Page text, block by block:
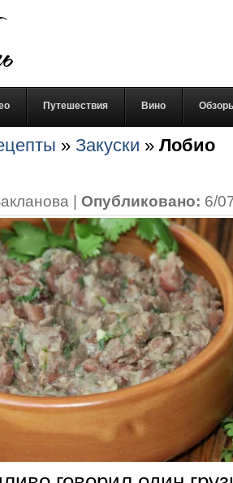
Путешествия Вино
» Закуски » Лобио
| Опубликовано: 6/